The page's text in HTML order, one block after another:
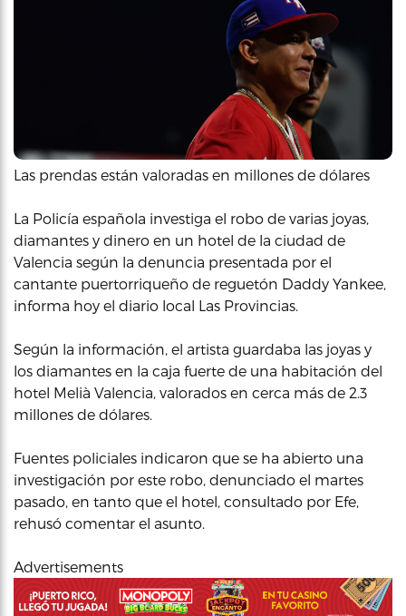
Las prendas están valoradas en millones de dólares
La Policía española investiga el robo de varias joyas,
diamantes y dinero en un hotel de la ciudad de
Valencia según la denuncia presentada por el
cantante puertorriqueño de reguetón Daddy Yankee,
informa hoy el diario local Las Provincias.
Según la información, el artista guardaba las joyas y
los diamantes en la caja fuerte de una habitación del
hotel Melià Valencia, valorados en cerca más de 2.3
millones de dólares.
Fuentes policiales indicaron que se ha abierto una
investigación por este robo, denunciado el martes
pasado, en tanto que el hotel, consultado por Efe,
rehusó comentar el asunto.
Advertisements